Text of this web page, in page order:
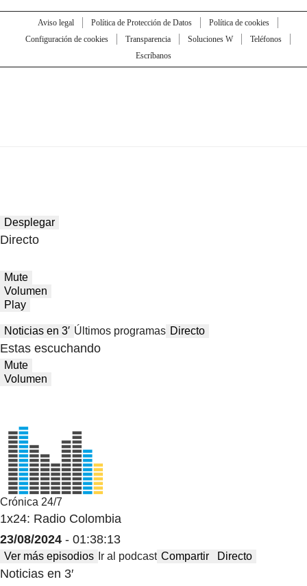
Aviso legal Política de Protección de Datos
Política de cookies
Configuración de cookies
Transparencia Soluciones W
Teléfonos
Escríbanos
Desplegar
Directo
Mute
Volumen
Play
Noticias en 3′ Últimos programas Directo
Estas escuchando
Mute
Volumen
Crónica 24/7
1x24: Radio Colombia
23/08/2024 - 01:38:13
Ver más episodios Ir al podcast Compartir Directo
Noticias en 3′